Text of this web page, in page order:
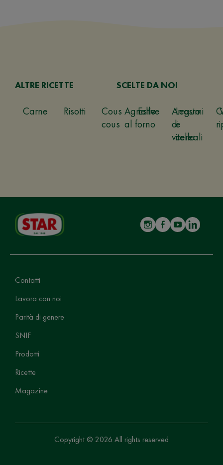
ALTRE RICETTE
Carne Risotti
Cous
cous
Estive
Legumi
e
cereali
SCELTE DA NOI
Agnello
al forno
Arrosto
di
vitello
Contatti
Lavora con noi
Parità di genere
SNIF
Prodotti
Ricette
Magazine
Copyright © 2026 All rights reserved